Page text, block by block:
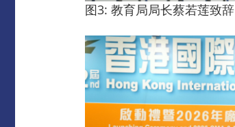
图3: 教育局局长蔡若莲致辞